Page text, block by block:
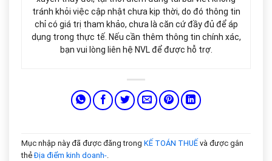
tránh khỏi việc cập nhật chưa kịp thời, do đó thông tin
chỉ có giá trị tham khảo, chưa là căn cứ đầy đủ để áp
dụng trong thực tế. Nếu cần thêm thông tin chính xác,
bạn vui lòng liên hệ NVL để được hỗ trợ.
Mục nhập này đã được đăng trong KẾ TOÁN THUẾ và được gắn
thẻĐịa điểm kinh doanh-